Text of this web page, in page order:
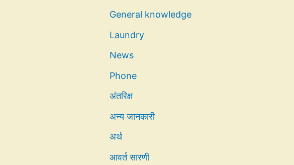
General knowledge
Laundry
News
Phone
अंतरिक्ष
अन्य जानकारी
अर्थ
आवर्त सारणी